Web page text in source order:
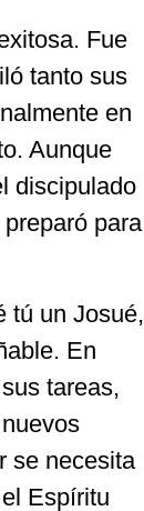
Fue
tanto sus
en
Aunque
discipulado
para
tú un Josué,
En
tareas,
se necesita
Espíritu